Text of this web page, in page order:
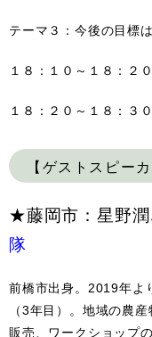
テーマ３：今後の目標
１８：１０～１８：２
１８：２０～１８：３
【ゲストスピーカ
★藤岡市：星野
隊
前橋市出身。2019年よ
（3年目）。地域の農
販売、ワークショップ